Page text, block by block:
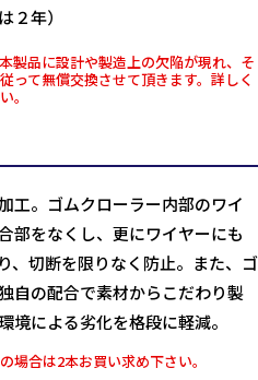
２年）
製品に設計や製造上の欠陥が現れ、そ
って無償交換させて頂きます。詳しく
。
工。ゴムクローラー内部のワイ
部をなくし、更にワイヤーにも
、切断を限りなく防止。また、ゴ
自の配合で素材からこだわり製
境による劣化を格段に軽減。
場合は2本お買い求め下さい。